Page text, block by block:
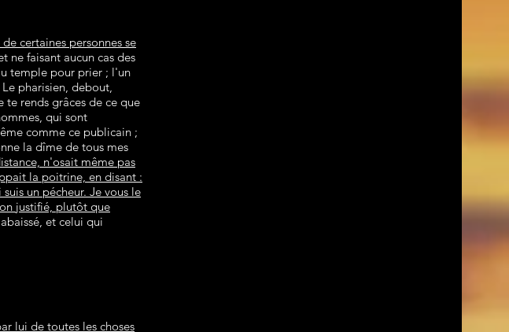
de certaines personnes se
ne faisant aucun cas des
temple pour prier ; l'un
pharisien, debout,
rends grâces de ce que
qui sont
comme ce publicain ;
la dîme de tous mes
n'osait même pas
la poitrine, en disant :
un pécheur. Je vous le
justifié, plutôt que
et celui qui
lui de toutes les choses